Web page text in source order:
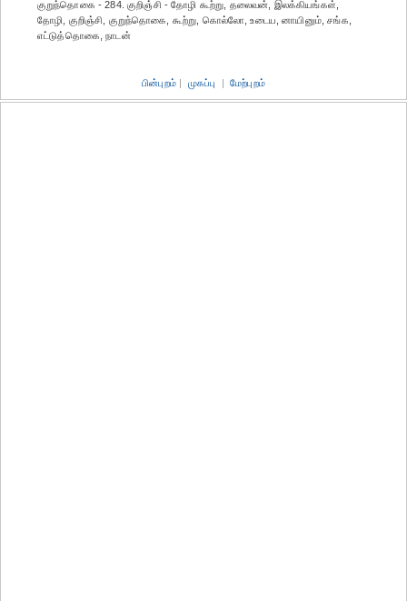
குறுந்தொகை - 284. குறிஞ்சி - தோழி கூற்று, தலைவன், இலக்கியங்கள்,
தோழி, குறிஞ்சி, குறுந்தொகை, கூற்று, கொல்லோ, உடைய, னாயினும், சங்க,
எட்டுத்தொகை, நாடன்
பின்புறம் | முகப்பு | மேற்புறம்